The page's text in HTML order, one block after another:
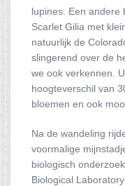
lupines. Een andere
Scarlet Gilia met
natuurlijk de
slingerend over de
we ook verkennen.
hoogteverschil van
bloemen en ook
Na de wandeling
voormalige
biologisch
Biological